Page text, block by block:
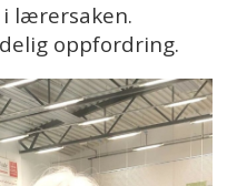
lærersaken.
oppfordring.